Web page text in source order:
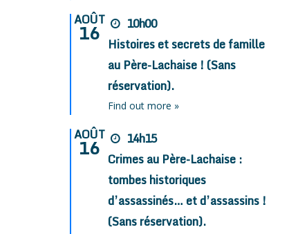
AOÛT
16
10h00
Histoires et secrets de famille
au Père-Lachaise ! (Sans
réservation).
Find out more »
AOÛT
16
14h15
Crimes au Père-Lachaise :
tombes historiques
d’assassinés… et d’assassins !
(Sans réservation).